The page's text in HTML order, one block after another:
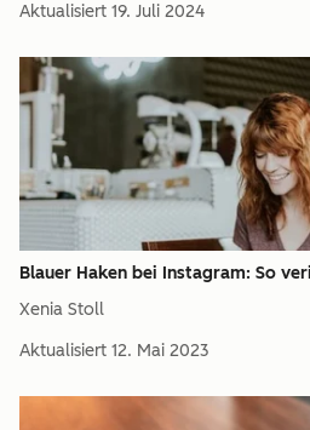
Aktualisiert 19. Juli 2024
Blauer Haken bei Instagram: So
Xenia Stoll
Aktualisiert 12. Mai 2023